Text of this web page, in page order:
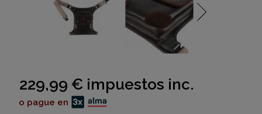
229,99 € impuestos inc.
o pague en